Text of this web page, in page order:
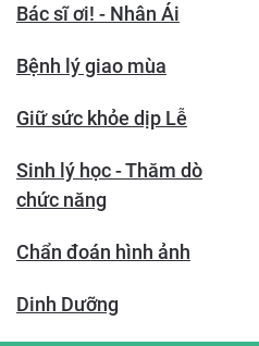
Bác sĩ ơi! - Nhân Ái
Bệnh lý giao mùa
Giữ sức khỏe dịp Lễ
Sinh lý học - Thăm dò
chức năng
Chẩn đoán hình ảnh
Dinh Dưỡng